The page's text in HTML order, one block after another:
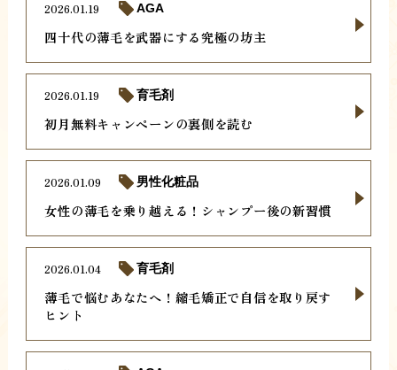
四十代の薄毛を武器にする究極の坊主
2026.01.19 AGA
初月無料キャンペーンの裏側を読む
2026.01.19 育毛剤
女性の薄毛を乗り越える！シャンプー後の新習慣
2026.01.09 男性化粧品
薄毛で悩むあなたへ！縮毛矯正で自信を取り戻す
ヒント
2026.01.04 育毛剤